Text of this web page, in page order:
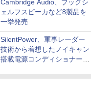
Cambridge Audio、ブックシ
ェルフスピーカなど8製品を
一挙発売
SilentPower、軍事レーダー
技術から着想したノイキャン
搭載電源コンディショナー